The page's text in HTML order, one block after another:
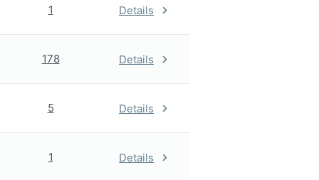
1 Details
178 Details
5 Details
1 Details